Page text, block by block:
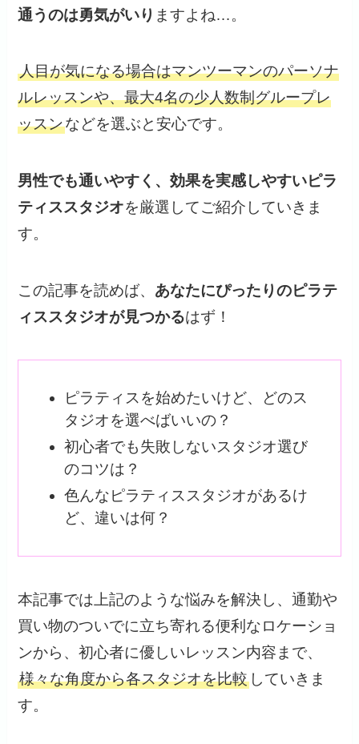
通うのは勇気がいり ますよね…。
人目が気になる場合はマンツーマンのパーソナ
ルレッスンや、最大4名の少人数制グループレ
ッスンなどを選ぶと安心です。
男性でも通いやすく、効果を実感しやすいピラ
ティススタジオを厳選してご紹介していきま
す。
この記事を読めば、 あなたにぴったりのピラテ
ィススタジオが見つかるはず！
ピラティスを始めたいけど、どのス
タジオを選べばいいの？
初心者でも失敗しないスタジオ選び
のコツは？
色んなピラティススタジオがあるけ
ど、違いは何？
本記事では上記のような悩みを解決し、通勤や
買い物のついでに立ち寄れる便利なロケーショ
ンから、初心者に優しいレッスン内容まで、
様々な角度から各スタジオを比較 していきま
す。